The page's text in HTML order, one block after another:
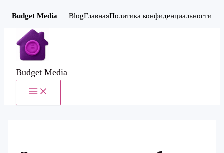
Budget Media BlogГлавнаяПолитика конфиденциальности
Перейти
содержимому
Budget Media
MAIN